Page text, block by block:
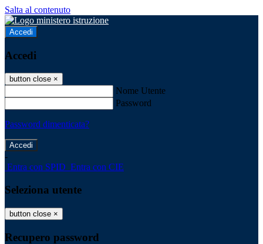
Salta al contenuto
Accedi
Accedi
button close ×
Nome Utente
Password
Password dimenticata?
-
Entra con SPID Entra con CIE
Seleziona utente
button close ×
Recupero password